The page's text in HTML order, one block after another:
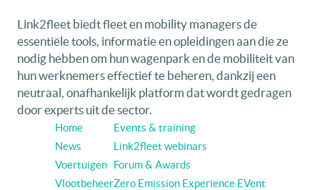
Link2fleet biedt fleet en mobility managers de
essentiële tools, informatie en opleidingen aan die ze
nodig hebben om hun wagenpark en de mobiliteit van
hun werknemers effectief te beheren, dankzij een
neutraal, onafhankelijk platform dat wordt gedragen
door experts uit de sector.
Home
News
Voertuigen
Vlootbeheer
Events & training
Link2fleet webinars
Forum & Awards
Zero Emission Experience EVent